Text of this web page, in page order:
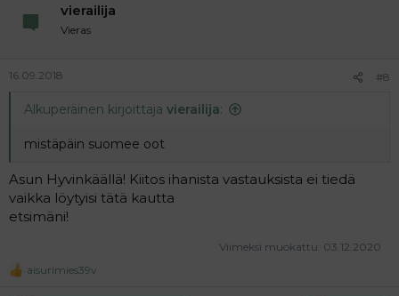
vierailija
Vieras
16.09.2018 #8
Alkuperäinen kirjoittaja vierailija:
mistäpäin suomee oot
Asun Hyvinkäällä! Kiitos ihanista vastauksista ei tiedä
vaikka löytyisi tätä kautta
etsimäni!
Viimeksi muokattu: 03.12.2020
R
aisurimies39v